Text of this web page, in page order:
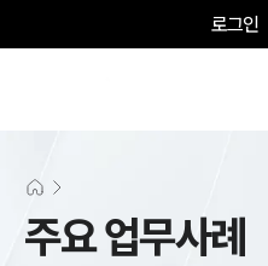
로그인
주요 업무사례